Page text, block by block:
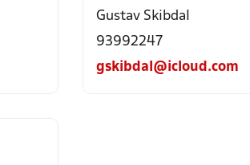
Gustav Skibdal
93992247
gskibdal@icloud.com